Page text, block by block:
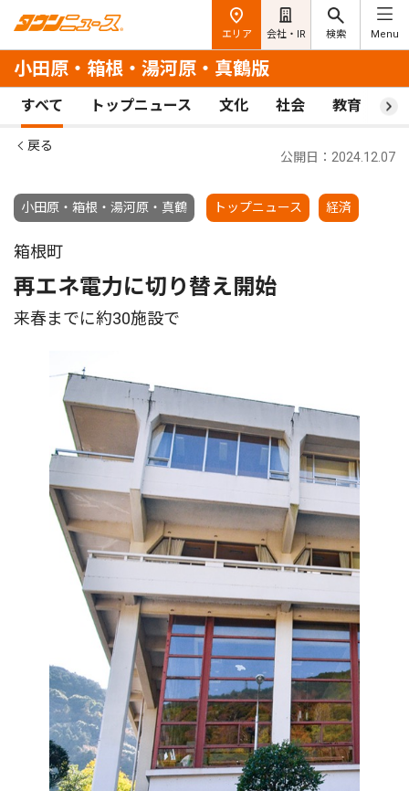
エリア 会社・IR 検索 Menu
小田原・箱根・湯河原・真鶴版
すべて トップニュース 文化 社会 教育 ス
戻る
小田原・箱根・湯河原・真鶴 トップニュース 経済
公開日：2024.12.07
箱根町
再エネ電力に切り替え開始
来春までに約30施設で